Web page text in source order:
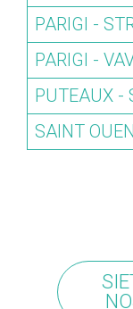
PARIGI -
PARIGI -
PUTEAUX -
SAINT